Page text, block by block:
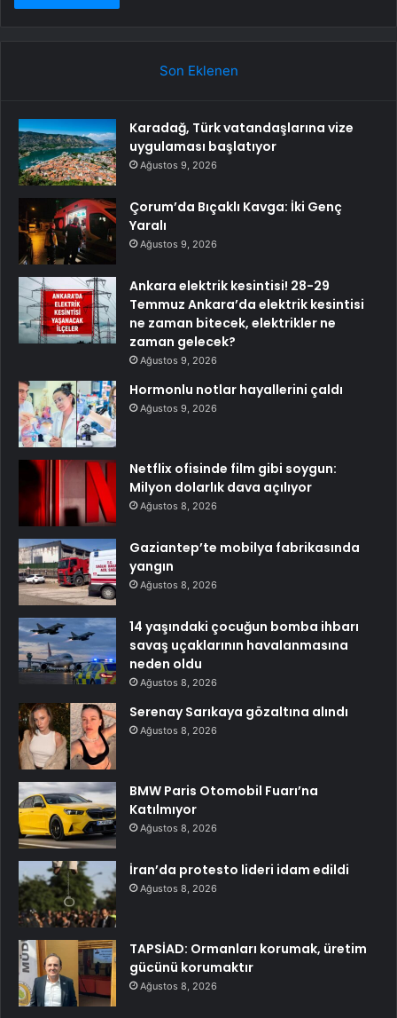
Son Eklenen
Karadağ, Türk vatandaşlarına vize
uygulaması başlatıyor
Ağustos 9, 2026
Çorum’da Bıçaklı Kavga: İki Genç
Yaralı
Ağustos 9, 2026
Ankara elektrik kesintisi! 28-29
Temmuz Ankara’da elektrik kesintisi
ne zaman bitecek, elektrikler ne
zaman gelecek?
Ağustos 9, 2026
Hormonlu notlar hayallerini çaldı
Ağustos 9, 2026
Netflix ofisinde film gibi soygun:
Milyon dolarlık dava açılıyor
Ağustos 8, 2026
Gaziantep’te mobilya fabrikasında
yangın
Ağustos 8, 2026
14 yaşındaki çocuğun bomba ihbarı
savaş uçaklarının havalanmasına
neden oldu
Ağustos 8, 2026
Serenay Sarıkaya gözaltına alındı
Ağustos 8, 2026
BMW Paris Otomobil Fuarı’na
Katılmıyor
Ağustos 8, 2026
İran’da protesto lideri idam edildi
Ağustos 8, 2026
TAPSİAD: Ormanları korumak, üretim
gücünü korumaktır
Ağustos 8, 2026